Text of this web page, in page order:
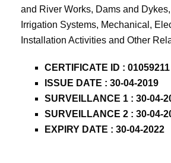
and River Works, Dams and
Irrigation Systems, Mechanical,
Installation Activities and Other
CERTIFICATE ID : 01059211
ISSUE DATE : 30-04-2019
SURVEILLANCE 1 : 30-04-
SURVEILLANCE 2 : 30-04-
EXPIRY DATE : 30-04-2022